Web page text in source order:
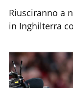
Riusciranno a
in Inghilterra